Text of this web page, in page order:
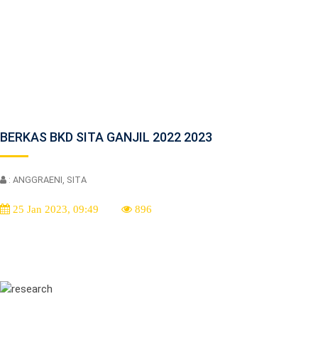
BERKAS BKD SITA GANJIL 2022 2023
: ANGGRAENI, SITA
25 Jan 2023, 09:49 896